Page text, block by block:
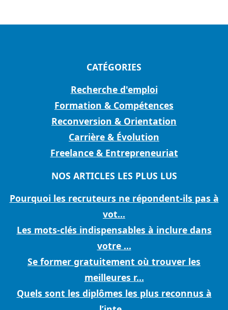
CATÉGORIES
Recherche d'emploi
Formation & Compétences
Reconversion & Orientation
Carrière & Évolution
Freelance & Entrepreneuriat
NOS ARTICLES LES PLUS LUS
Pourquoi les recruteurs ne répondent-ils pas à
vot...
Les mots-clés indispensables à inclure dans
votre ...
Se former gratuitement où trouver les
meilleures r...
Quels sont les diplômes les plus reconnus à